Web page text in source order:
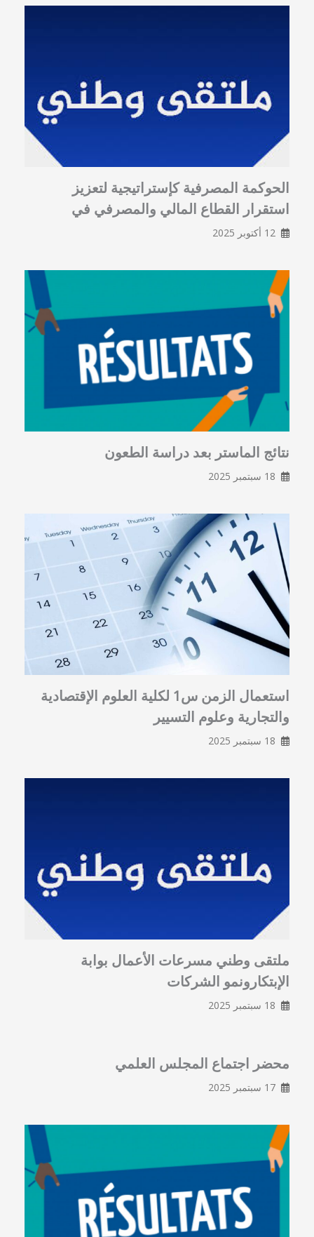
الحوكمة المصرفية كإستراتيجية لتعزيز
استقرار القطاع المالي والمصرفي في
12 أكتوبر 2025
نتائج الماستر بعد دراسة الطعون
18 سبتمبر 2025
استعمال الزمن س1 لكلية العلوم الإقتصادية
والتجارية وعلوم التسيير
18 سبتمبر 2025
ملتقى وطني مسرعات الأعمال بوابة
الإبتكارونمو الشركات
18 سبتمبر 2025
محضر اجتماع المجلس العلمي
17 سبتمبر 2025